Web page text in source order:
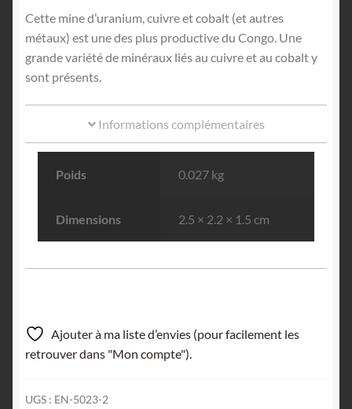
Cette mine d’uranium, cuivre et cobalt (et autres
métaux) est une des plus productive du Congo. Une
grande variété de minéraux liés au cuivre et au cobalt y
sont présents.
Informations complémentaires
Poids 0.027 kg
Dimensions 2.5 × 2.2 × 1.5 cm
Ajouter à ma liste d’envies (pour facilement les
retrouver dans "Mon compte").
UGS : EN-5023-2